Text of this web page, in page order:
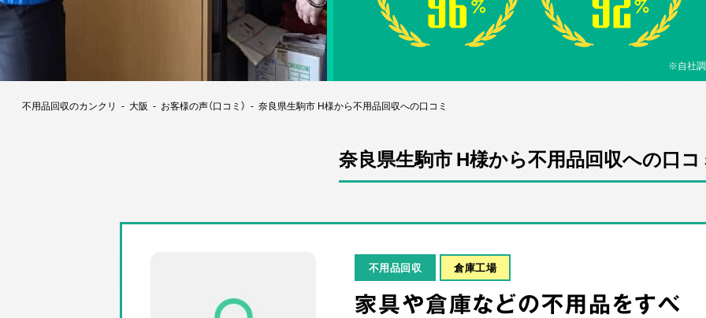
※自社
不用品回収のカンクリ 大阪 お客様の声（口コミ） 奈良県生駒市 H様から不用品回収への口コミ
奈良県生駒市 H様から不用品回収への口
不用品回収 倉庫工場
家具や倉庫などの不用品をすべ